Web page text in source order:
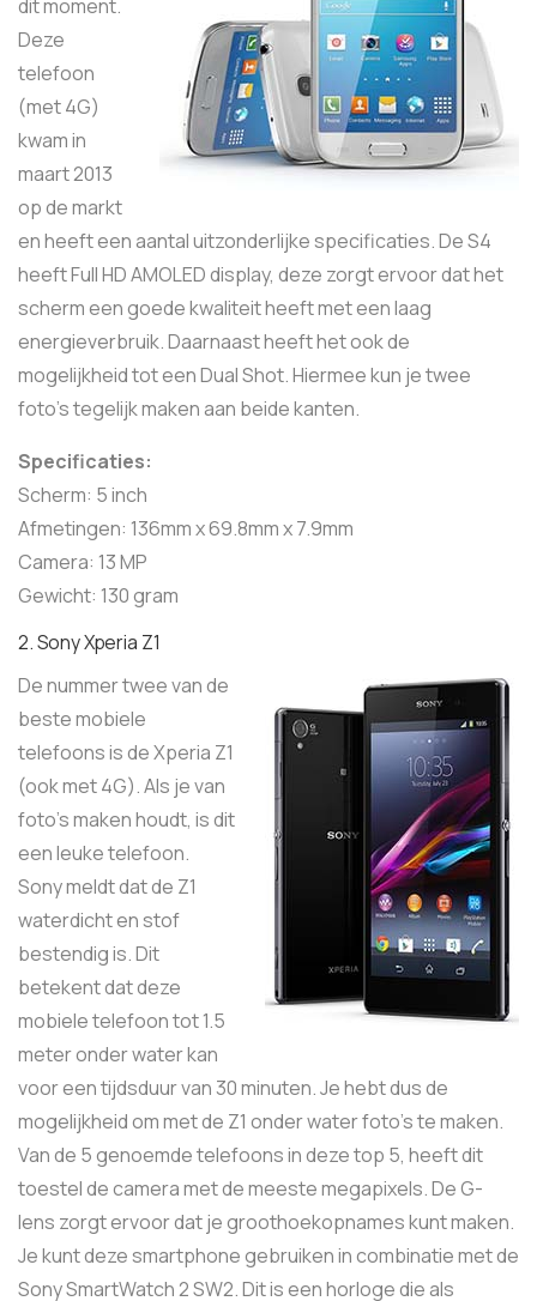
dit moment.
Deze
telefoon
(met 4G)
kwam in
maart 2013
op de markt
en heeft een aantal uitzonderlijke specificaties. De S4
heeft Full HD AMOLED display, deze zorgt ervoor dat het
scherm een goede kwaliteit heeft met een laag
energieverbruik. Daarnaast heeft het ook de
mogelijkheid tot een Dual Shot. Hiermee kun je twee
foto’s tegelijk maken aan beide kanten.
Specificaties:
Scherm: 5 inch
Afmetingen: 136mm x 69.8mm x 7.9mm
Camera: 13 MP
Gewicht: 130 gram
2. Sony Xperia Z1
De nummer twee van de
beste mobiele
telefoons is de Xperia Z1
(ook met 4G). Als je van
foto’s maken houdt, is dit
een leuke telefoon.
Sony meldt dat de Z1
waterdicht en stof
bestendig is. Dit
betekent dat deze
mobiele telefoon tot 1.5
meter onder water kan
voor een tijdsduur van 30 minuten. Je hebt dus de
mogelijkheid om met de Z1 onder water foto’s te maken.
Van de 5 genoemde telefoons in deze top 5, heeft dit
toestel de camera met de meeste megapixels. De G-
lens zorgt ervoor dat je groothoekopnames kunt maken.
Je kunt deze smartphone gebruiken in combinatie met de
Sony SmartWatch 2 SW2. Dit is een horloge die als